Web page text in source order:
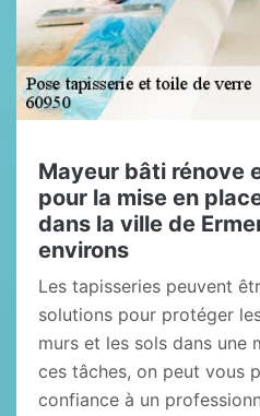
Mayeur bâti rénove
pour la mise en
dans la ville de
environs
Les tapisseries peuvent
solutions pour protéger
murs et les sols dans une
ces tâches, on peut vous
confiance à un